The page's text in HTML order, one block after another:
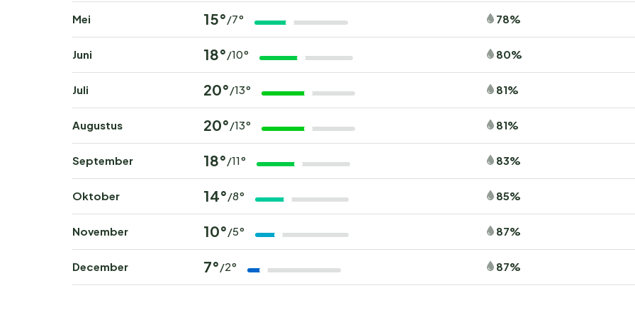
Mei 15°/7° 78%
Juni 18°/10° 80%
Juli 20°/13° 81%
Augustus 20°/13° 81%
September 18°/11° 83%
Oktober 14°/8° 85%
November 10°/5° 87%
December 7°/2° 87%